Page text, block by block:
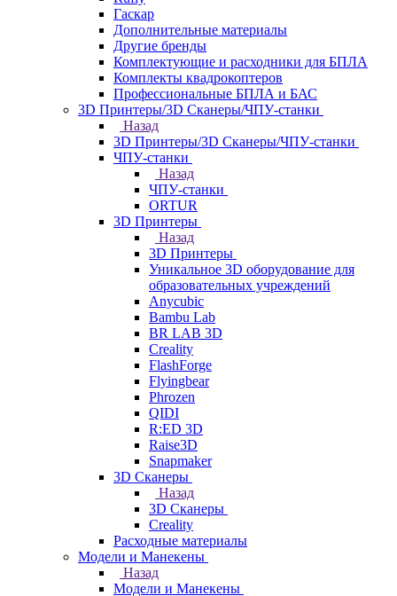
Гаскар
Дополнительные материалы
Другие бренды
Комплектующие и расходники для БПЛА
Комплекты квадрокоптеров
Профессиональные БПЛА и БАС
3D Принтеры/3D Сканеры/ЧПУ-станки
Назад
3D Принтеры/3D Сканеры/ЧПУ-станки
ЧПУ-станки
Назад
ЧПУ-станки
ORTUR
3D Принтеры
Назад
3D Принтеры
Уникальное 3D оборудование для
образовательных учреждений
Anycubic
Bambu Lab
BR LAB 3D
Creality
FlashForge
Flyingbear
Phrozen
QIDI
R:ED 3D
Raise3D
Snapmaker
3D Сканеры
Назад
3D Сканеры
Creality
Расходные материалы
Модели и Манекены
Назад
Модели и Манекены